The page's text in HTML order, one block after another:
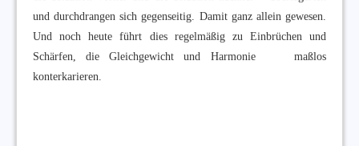
und durchdrangen sich gegenseitig. Damit ganz allein gewesen.
Und noch heute führt dies regelmäßig zu Einbrüchen und
Schärfen, die Gleichgewicht und Harmonie maßlos
konterkarieren.